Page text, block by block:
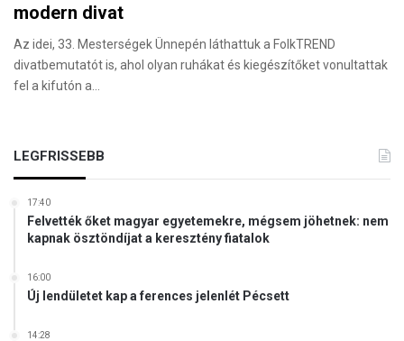
modern divat
Az idei, 33. Mesterségek Ünnepén láthattuk a FolkTREND
divatbemutatót is, ahol olyan ruhákat és kiegészítőket vonultattak
fel a kifutón a…
LEGFRISSEBB
17:40
Felvették őket magyar egyetemekre, mégsem jöhetnek: nem
kapnak ösztöndíjat a keresztény fiatalok
16:00
Új lendületet kap a ferences jelenlét Pécsett
14:28